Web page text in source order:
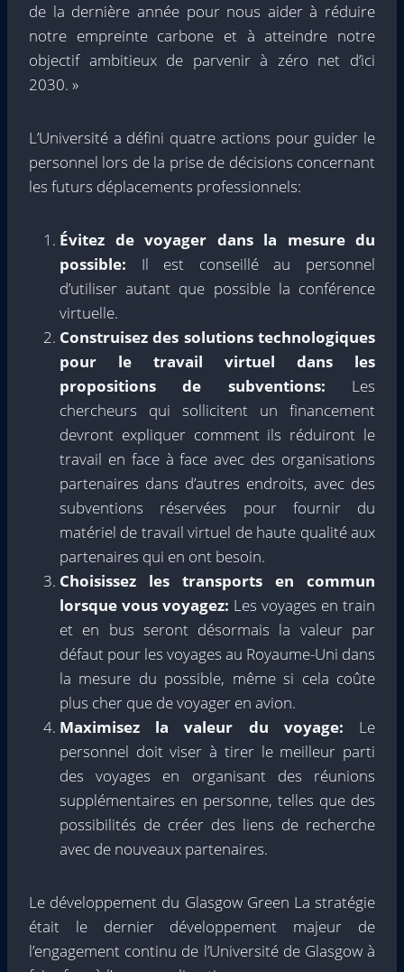
de la dernière année pour nous aider à réduire
notre empreinte carbone et à atteindre notre
objectif ambitieux de parvenir à zéro net d’ici
2030. »
L’Université a défini quatre actions pour guider le
personnel lors de la prise de décisions concernant
les futurs déplacements professionnels:
Évitez de voyager dans la mesure du
possible: Il est conseillé au personnel
d’utiliser autant que possible la conférence
virtuelle.
Construisez des solutions technologiques
pour le travail virtuel dans les
propositions de subventions: Les
chercheurs qui sollicitent un financement
devront expliquer comment ils réduiront le
travail en face à face avec des organisations
partenaires dans d’autres endroits, avec des
subventions réservées pour fournir du
matériel de travail virtuel de haute qualité aux
partenaires qui en ont besoin.
Choisissez les transports en commun
lorsque vous voyagez: Les voyages en train
et en bus seront désormais la valeur par
défaut pour les voyages au Royaume-Uni dans
la mesure du possible, même si cela coûte
plus cher que de voyager en avion.
Maximisez la valeur du voyage: Le
personnel doit viser à tirer le meilleur parti
des voyages en organisant des réunions
supplémentaires en personne, telles que des
possibilités de créer des liens de recherche
avec de nouveaux partenaires.
Le développement du Glasgow Green La stratégie
était le dernier développement majeur de
l’engagement continu de l’Université de Glasgow à